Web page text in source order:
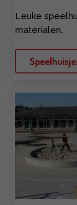
Leuke
materialen.
more